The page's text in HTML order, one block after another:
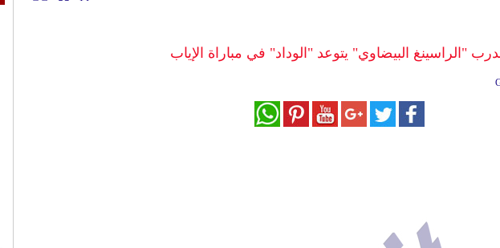
"الراسينغ البيضاوي" يتوعد "الوداد" في مباراة الإياب